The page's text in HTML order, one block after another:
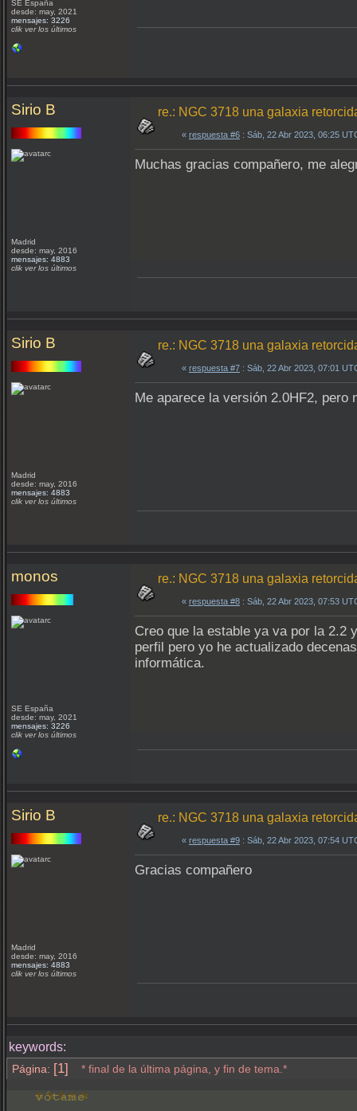
SE España
desde: may, 2021
mensajes: 3226
clik ver los últimos
Sirio B
Madrid
desde: may, 2016
mensajes: 4883
clik ver los últimos
re.: NGC 3718 una galaxia
« respuesta #6 : Sáb, 22 Abr 2023, 06:25
Muchas gracias compañero, me
Sirio B
Madrid
desde: may, 2016
mensajes: 4883
clik ver los últimos
re.: NGC 3718 una galaxia
« respuesta #7 : Sáb, 22 Abr 2023, 07:01
Me aparece la versión 2.0HF2, pero
monos
SE España
desde: may, 2021
mensajes: 3226
clik ver los últimos
re.: NGC 3718 una galaxia
« respuesta #8 : Sáb, 22 Abr 2023, 07:53
Creo que la estable ya va por la 2.2
perfil pero yo he actualizado
informática.
Sirio B
Madrid
desde: may, 2016
mensajes: 4883
clik ver los últimos
re.: NGC 3718 una galaxia
« respuesta #9 : Sáb, 22 Abr 2023, 07:54
Gracias compañero
keywords:
Página: [1] * final de la última página, y fin de tema.*